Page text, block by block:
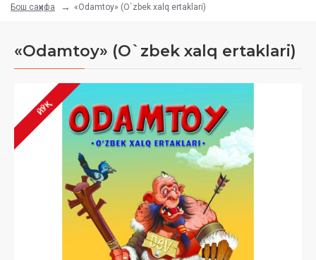
Бош саҳифа «Odamtoy» (O`zbek xalq ertaklari)
«Odamtoy» (O`zbek xalq ertaklari)
ЙЎҚ